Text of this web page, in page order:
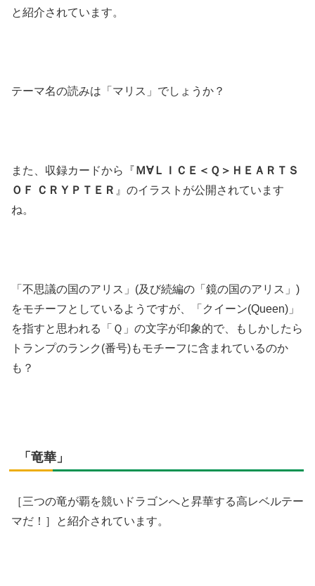
と紹介されています。
テーマ名の読みは「マリス」でしょうか？
また、収録カードから『Ｍ∀ＬＩＣＥ＜Ｑ＞ＨＥＡＲＴＳ
ＯＦ ＣＲＹＰＴＥＲ 』のイラストが公開されています
ね。
「不思議の国のアリス」(及び続編の「鏡の国のアリス」)
をモチーフとしているようですが、「クイーン(Queen)」
を指すと思われる「Ｑ」の文字が印象的で、もしかしたら
トランプのランク(番号)もモチーフに含まれているのか
も？
「竜華」
［三つの竜が覇を競いドラゴンへと昇華する高レベルテー
マだ！］と紹介されています。